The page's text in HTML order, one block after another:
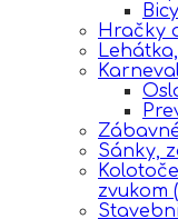
Hračky
Sánky,
zvukom